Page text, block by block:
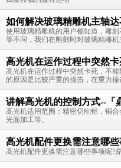
如何解决玻璃精雕机主轴
使用玻璃精雕机的用户都知道，雕
等不同，我们在雕刻时对玻璃精雕机
高光机在运作过程中突然
高光机在运作过程中突然卡死，不
的原因是比较严重的撞击，在重力撞
讲解高光机的控制方式--「
高光机适用范围：精密切削铝，铜
光面加工等。
高光机配件更换需注意哪
高光机配件更换需注意哪些事项呢?